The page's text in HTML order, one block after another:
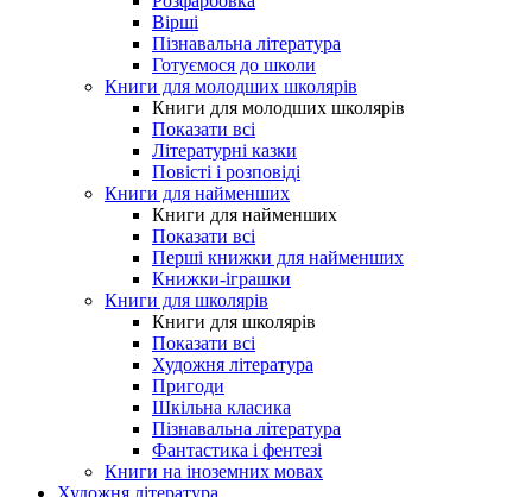
Вірші
Пізнавальна література
Готуємося до школи
Книги для молодших школярів
Книги для молодших школярів
Показати всі
Літературні казки
Повісті і розповіді
Книги для найменших
Книги для найменших
Показати всі
Перші книжки для найменших
Книжки-іграшки
Книги для школярів
Книги для школярів
Показати всі
Художня література
Пригоди
Шкільна класика
Пізнавальна література
Фантастика і фентезі
Книги на іноземних мовах
Художня література